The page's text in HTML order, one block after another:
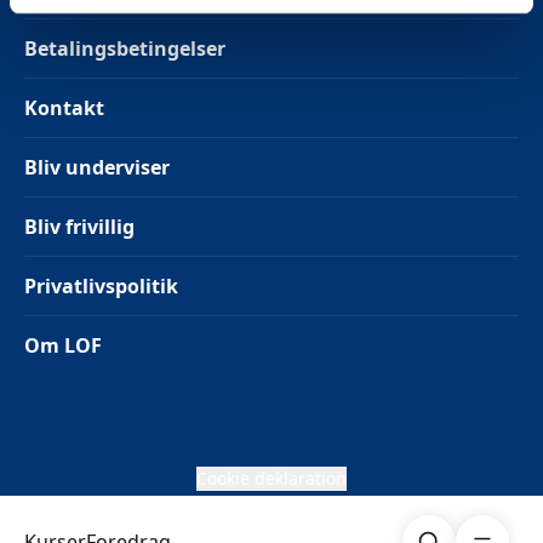
Søg
Betalingsbetingelser
Kontakt
Bliv underviser
Bliv frivillig
Privatlivspolitik
Om LOF